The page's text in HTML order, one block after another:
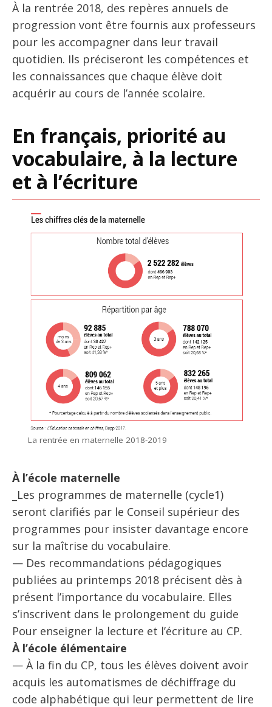
À la rentrée 2018, des repères annuels de
progression vont être fournis aux professeurs
pour les accompagner dans leur travail
quotidien. Ils préciseront les compétences et
les connaissances que chaque élève doit
acquérir au cours de l’année scolaire.
En français, priorité au
vocabulaire, à la lecture
et à l’écriture
La rentrée en maternelle 2018-2019
À l’école maternelle
_Les programmes de maternelle (cycle­1)
seront clarifiés par le Conseil supérieur des
programmes pour insister davantage encore
sur la maîtrise du vocabulaire.
— Des recommandations pédagogiques
publiées au printemps 2018 précisent dès à
présent l’importance du vocabulaire. Elles
s’inscrivent dans le prolongement du guide
Pour enseigner la lecture et l’écriture au CP.
À l’école élémentaire
— À la fin du CP, tous les élèves doivent avoir
acquis les automatismes de déchiffrage du
code alphabétique qui leur permettent de lire